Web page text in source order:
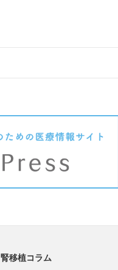
腎移植コラム